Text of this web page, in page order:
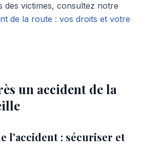
des victimes, consultez notre
de la route : vos droits et votre
un accident de la
l'accident : sécuriser et